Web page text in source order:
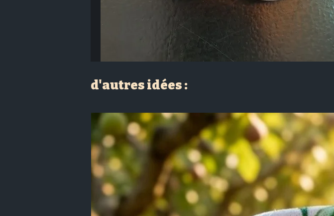
d'autres idées :